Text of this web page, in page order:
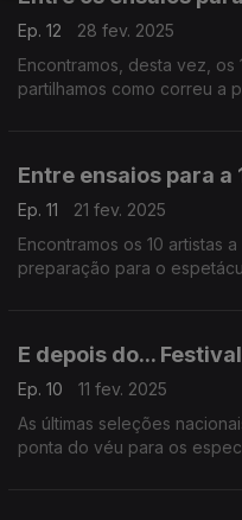
Ep. 12
28 fev. 2025
Encontramos, desta vez,
partilhamos como correu a
Entre ensaios para a
Ep. 11
21 fev. 2025
Encontramos os 10 artistas
preparação para o
E depois do...
Ep. 10
11 fev. 2025
As últimas seleções
ponta do véu para os